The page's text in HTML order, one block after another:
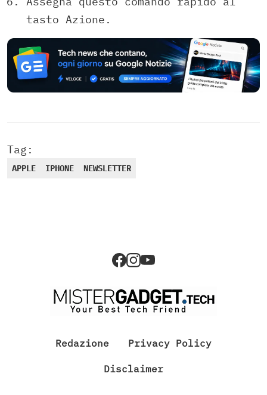
tasto Azione.
Tag:
APPLE IPHONE NEWSLETTER
Redazione Privacy Policy
Disclaimer